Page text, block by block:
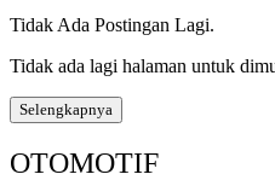
Tidak Ada Postingan Lagi.
Tidak ada lagi halaman untuk
Selengkapnya
OTOMOTIF